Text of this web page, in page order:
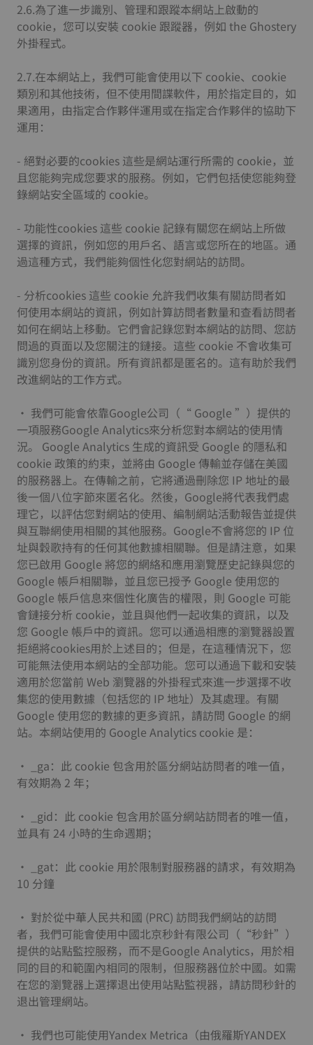
2.6.為了進一步識別、管理和跟蹤本網站上啟動的
cookie，您可以安裝 cookie 跟蹤器，例如 the Ghostery
外掛程式。
2.7.在本網站上，我們可能會使用以下 cookie、cookie
類別和其他技術，但不使用間諜軟件，用於指定目的，如
果適用，由指定合作夥伴運用或在指定合作夥伴的協助下
運用：
- 絕對必要的cookies 這些是網站運行所需的 cookie，並
且您能夠完成您要求的服務。例如，它們包括使您能夠登
錄網站安全區域的 cookie。
- 功能性cookies 這些 cookie 記錄有關您在網站上所做
選擇的資訊，例如您的用戶名、語言或您所在的地區。通
過這種方式，我們能夠個性化您對網站的訪問。
- 分析cookies 這些 cookie 允許我們收集有關訪問者如
何使用本網站的資訊，例如計算訪問者數量和查看訪問者
如何在網站上移動。它們會記錄您對本網站的訪問、您訪
問過的頁面以及您關注的鏈接。這些 cookie 不會收集可
識別您身份的資訊。所有資訊都是匿名的。這有助於我們
改進網站的工作方式。
• 我們可能會依靠Google公司（“ Google ”）提供的
一項服務Google Analytics來分析您對本網站的使用情
況。 Google Analytics 生成的資訊受 Google 的隱私和
cookie 政策的約束，並將由 Google 傳輸並存儲在美國
的服務器上。在傳輸之前，它將通過刪除您 IP 地址的最
後一個八位字節來匿名化。然後，Google將代表我們處
理它，以評估您對網站的使用、編制網站活動報告並提供
與互聯網使用相關的其他服務。Google不會將您的 IP 位
址與穀歌持有的任何其他數據相關聯。但是請注意，如果
您已啟用 Google 將您的網絡和應用瀏覽歷史記錄與您的
Google 帳戶相關聯，並且您已授予 Google 使用您的
Google 帳戶信息來個性化廣告的權限，則 Google 可能
會鏈接分析 cookie，並且與他們一起收集的資訊，以及
您 Google 帳戶中的資訊。您可以通過相應的瀏覽器設置
拒絕將cookies用於上述目的；但是，在這種情況下，您
可能無法使用本網站的全部功能。您可以通過下載和安裝
適用於您當前 Web 瀏覽器的外掛程式來進一步選擇不收
集您的使用數據（包括您的 IP 地址）及其處理。有關
Google 使用您的數據的更多資訊，請訪問 Google 的網
站。本網站使用的 Google Analytics cookie 是：
• _ga：此 cookie 包含用於區分網站訪問者的唯一值，
有效期為 2 年；
• _gid：此 cookie 包含用於區分網站訪問者的唯一值，
並具有 24 小時的生命週期；
• _gat：此 cookie 用於限制對服務器的請求，有效期為
10 分鐘
• 對於從中華人民共和國 (PRC) 訪問我們網站的訪問
者，我們可能會使用中國北京秒針有限公司（“秒針”）
提供的站點監控服務，而不是Google Analytics，用於相
同的目的和範圍內相同的限制，但服務器位於中國。如需
在您的瀏覽器上選擇退出使用站點監視器，請訪問秒針的
退出管理網站。
• 我們也可能使用Yandex Metrica（由俄羅斯YANDEX